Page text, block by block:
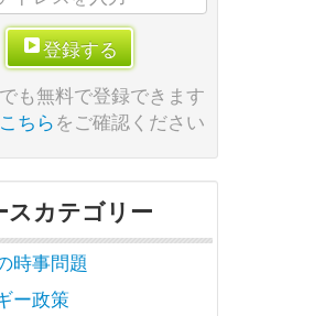
登録する
も無料で登録できます
こちらをご確認ください
スカテゴリー
時事問題
ー政策